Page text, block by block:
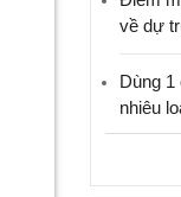
về dự
Dùng 1
nhiêu